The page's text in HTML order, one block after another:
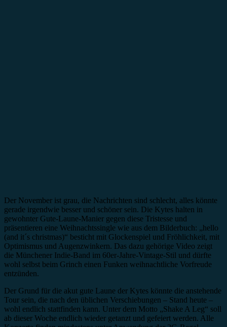
Der November ist grau, die Nachrichten sind schlecht, alles könnte
gerade irgendwie besser und schöner sein. Die Kytes halten in
gewohnter Gute-Laune-Manier gegen diese Tristesse und
präsentieren eine Weihnachtssingle wie aus dem Bilderbuch: „hello
(and it´s christmas)“ besticht mit Glockenspiel und Fröhlichkeit, mit
Optimismus und Augenzwinkern. Das dazu gehörige Video zeigt
die Münchener Indie-Band im 60er-Jahre-Vintage-Stil und dürfte
wohl selbst beim Grinch einen Funken weihnachtliche Vorfreude
entzünden.
Der Grund für die akut gute Laune der Kytes könnte die anstehende
Tour sein, die nach den üblichen Verschiebungen – Stand heute –
wohl endlich stattfinden kann. Unter dem Motto „Shake A Leg“ soll
ab dieser Woche endlich wieder getanzt und gefeiert werden. Alle